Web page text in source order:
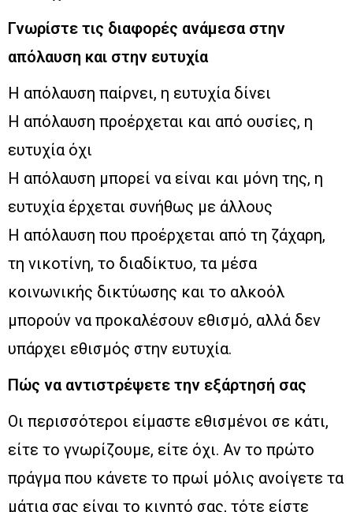
Γνωρίστε τις διαφορές ανάμεσα στην
απόλαυση και στην ευτυχία
Η απόλαυση παίρνει, η ευτυχία δίνει
Η απόλαυση προέρχεται και από ουσίες, η
ευτυχία όχι
Η απόλαυση μπορεί να είναι και μόνη της, η
ευτυχία έρχεται συνήθως με άλλους
Η απόλαυση που προέρχεται από τη ζάχαρη,
τη νικοτίνη, το διαδίκτυο, τα μέσα
κοινωνικής δικτύωσης και το αλκοόλ
μπορούν να προκαλέσουν εθισμό, αλλά δεν
υπάρχει εθισμός στην ευτυχία.
Πώς να αντιστρέψετε την εξάρτησή σας
Οι περισσότεροι είμαστε εθισμένοι σε κάτι,
είτε το γνωρίζουμε, είτε όχι. Αν το πρώτο
πράγμα που κάνετε το πρωί μόλις ανοίγετε τα
μάτια σας είναι το κινητό σας, τότε είστε